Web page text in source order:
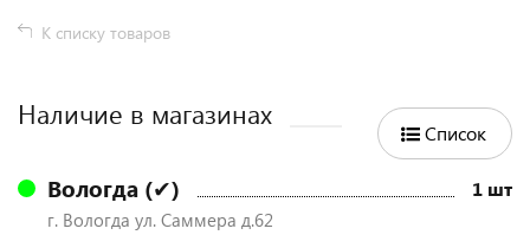
К списку товаров
Наличие в магазинах
Список
Вологда (✔) 1 шт
г. Вологда ул. Саммера д.62